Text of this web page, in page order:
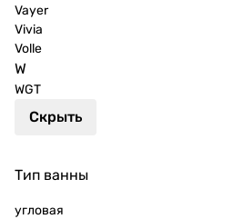
Vayer
Vivia
Volle
W
WGT
Скрыть
Тип ванны
угловая